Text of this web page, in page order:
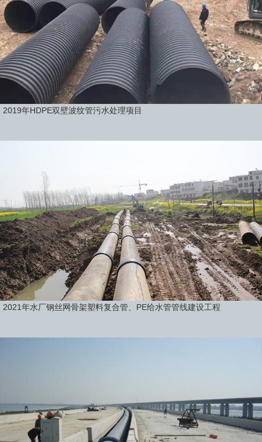
2019年HDPE双壁波纹管污水处理项目
2021年水厂钢丝网骨架塑料复合管、PE给水管管线建设工程